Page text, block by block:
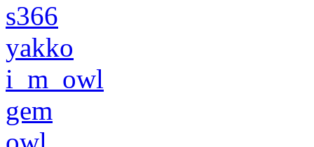
s366
yakko
i_m_owl
gem